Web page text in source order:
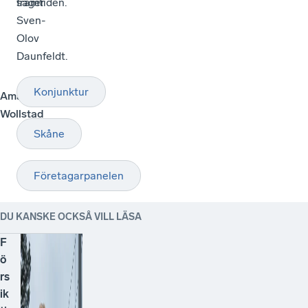
Sven-
Olov
Daunfeldt.
Amanda
Wollstad
Konjunktur
Skåne
Företagarpanelen
DU KANSKE OCKSÅ VILL LÄSA
F
ö
rs
ik